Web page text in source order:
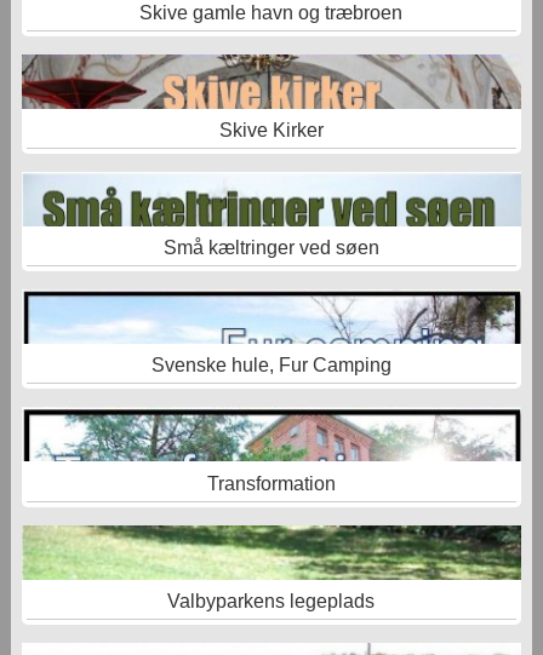
Skive gamle havn og træbroen
Skive Kirker
Små kæltringer ved søen
Svenske hule, Fur Camping
Transformation
Valbyparkens legeplads